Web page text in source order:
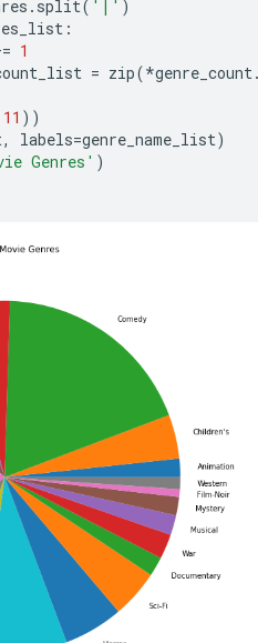
. split( '|' )
:
1
= zip(*genre_count
11 ))
, labels=genre_name_list)
Genres' )